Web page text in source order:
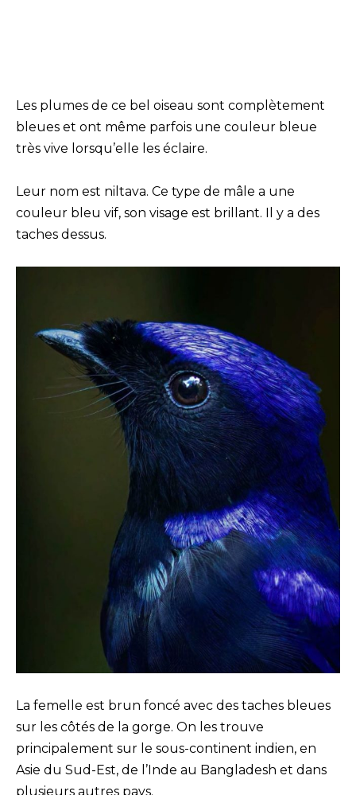
Les plumes de ce bel oiseau sont complètement
bleues et ont même parfois une couleur bleue
très vive lorsqu’elle les éclaire.
Leur nom est niltava. Ce type de mâle a une
couleur bleu vif, son visage est brillant. Il y a des
taches dessus.
La femelle est brun foncé avec des taches bleues
sur les côtés de la gorge. On les trouve
principalement sur le sous-continent indien, en
Asie du Sud-Est, de l’Inde au Bangladesh et dans
plusieurs autres pays.